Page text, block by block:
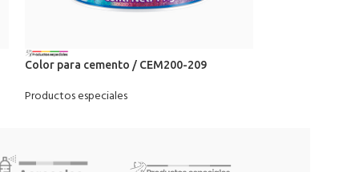
Color para cemento / CEM200-209
Productos especiales